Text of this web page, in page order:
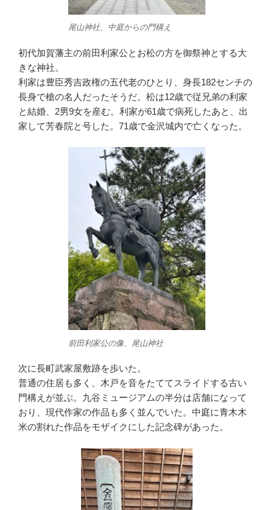
尾山神社、中庭からの門構え
初代加賀藩主の前田利家公とお松の方を御祭神とする大
きな神社。
利家は豊臣秀吉政権の五代老のひとり、身長182センチの
長身で槍の名人だったそうだ。松は12歳で従兄弟の利家
と結婚、2男9女を産む。利家が61歳で病死したあと、出
家して芳春院と号した。71歳で金沢城内で亡くなった。
前田利家公の像、尾山神社
次に長町武家屋敷跡を歩いた。
普通の住居も多く、木戸を音をたててスライドする古い
門構えが並ぶ。九谷ミュージアムの半分は店舗になって
おり、現代作家の作品も多く並んでいた。中庭に青木木
米の割れた作品をモザイクにした記念碑があった。